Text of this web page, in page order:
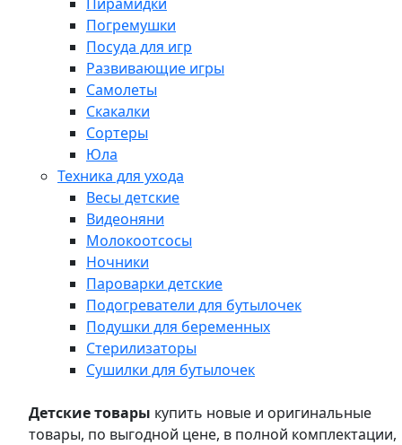
Погремушки
Посуда для игр
Развивающие игры
Самолеты
Скакалки
Сортеры
Юла
Техника для ухода
Весы детские
Видеоняни
Молокоотсосы
Ночники
Пароварки детские
Подогреватели для бутылочек
Подушки для беременных
Стерилизаторы
Сушилки для бутылочек
Детские товары купить новые и оригинальные
товары, по выгодной цене, в полной комплектации,